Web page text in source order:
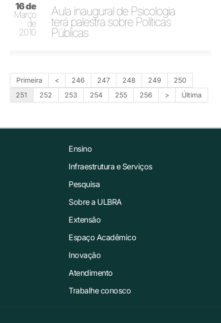
16 de
Março
de
2010
Aula inaugural de Psicologia
terá palestra sobre Políticas
Públicas
Primeira < 246 247 248 249
250
251
252 253 254 255 256 > Última
Ensino
Infraestrutura e Serviços
Pesquisa
Sobre a ULBRA
Extensão
Espaço Acadêmico
Inovação
Atendimento
Trabalhe conosco